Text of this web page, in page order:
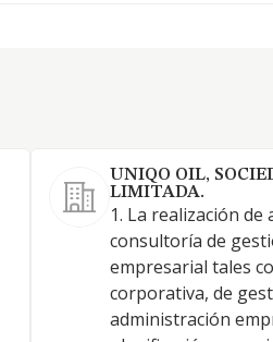
UNIQO OIL,
LIMITADA.
1. La realización de
consultoría de
empresarial tales
corporativa, de
administración